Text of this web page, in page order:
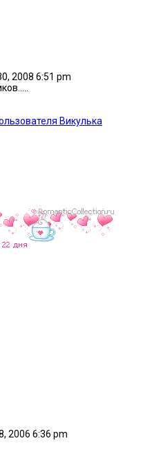
2008 6:51 pm
Викулька
2006 6:36 pm